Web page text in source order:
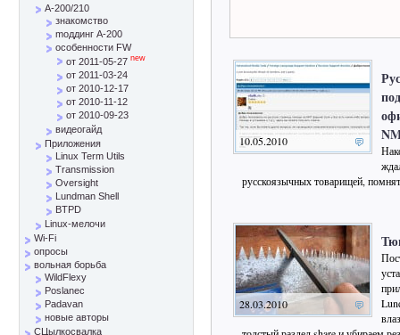
10.05.2010
русскоязычных товарищей,
28.03.2010
A-200/210
знакомство
mоддинг A-200
особенности FW
от 2011-05-27 new
от 2011-03-24
от 2010-12-17
от 2010-11-12
от 2010-09-23
видеогайд
Приложения
Linux Term Utils
Transmission
Oversight
Lundman Shell
BTPD
Linux-мелочи
Wi-Fi
опросы
вольная борьба
WildFlexy
Poslanec
Padavan
новые авторы
СЦылкосвалка